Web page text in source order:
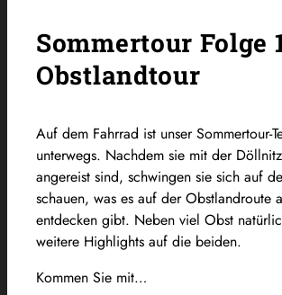
Sommertour Folge
Obstlandtour
Auf dem Fahrrad ist unser Sommertour-
unterwegs. Nachdem sie mit der
angereist sind, schwingen sie sich auf
schauen, was es auf der Obstlandroute
entdecken gibt. Neben viel Obst
weitere Highlights auf die beiden.
Kommen Sie mit…